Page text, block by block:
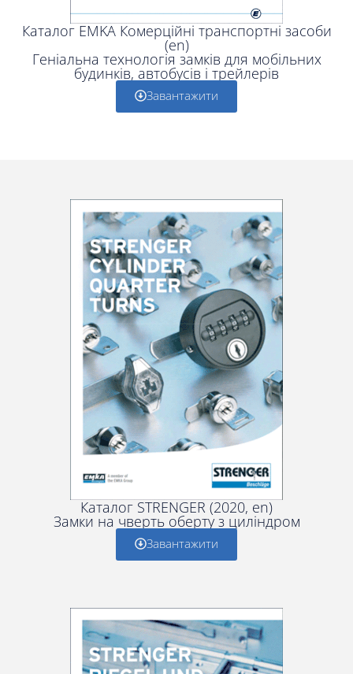
Каталог EMKA Комерційні транспортні засоби
(en)
Геніальна технологія замків для мобільних
будинків, автобусів і трейлерів
Завантажити
Каталог STRENGER (2020, en)
Замки на чверть оберту з циліндром
Завантажити